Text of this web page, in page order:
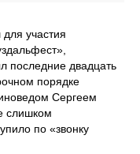
участия
последние двадцать
порядке
Сергеем
слишком
по «звонку